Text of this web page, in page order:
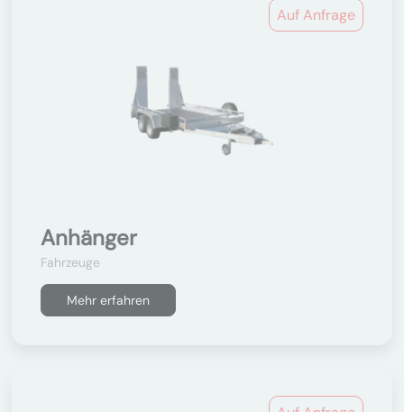
Auf Anfrage
Anhänger
Fahrzeuge
Mehr erfahren